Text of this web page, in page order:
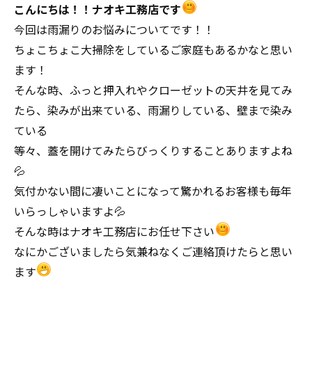
こんにちは！！ナオキ工務店です
今回は雨漏りのお悩みについてです！！
ちょこちょこ大掃除をしているご家庭もあるかなと思い
ます！
そんな時、ふっと押入れやクローゼットの天井を見てみ
たら、染みが出来ている、雨漏りしている、壁まで染み
ている
等々、蓋を開けてみたらびっくりすることありますよね
💦
気付かない間に凄いことになって驚かれるお客様も毎年
いらっしゃいますよ💦
そんな時はナオキ工務店にお任せ下さい
なにかございましたら気兼ねなくご連絡頂けたらと思い
ます